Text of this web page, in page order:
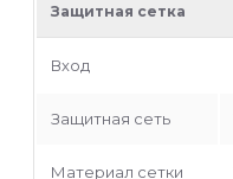
Защитная сетка
Вход
Защитная сеть
Материал сетки